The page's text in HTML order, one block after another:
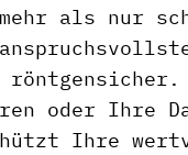
mehr als nur
oder Ihre
Ihre